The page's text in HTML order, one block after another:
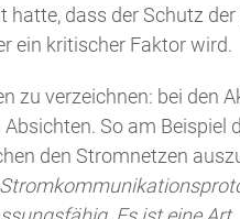
dass der Schutz
ein kritischer Faktor wird.
zu verzeichnen: bei den
So am Beispiel
den Stromnetzen